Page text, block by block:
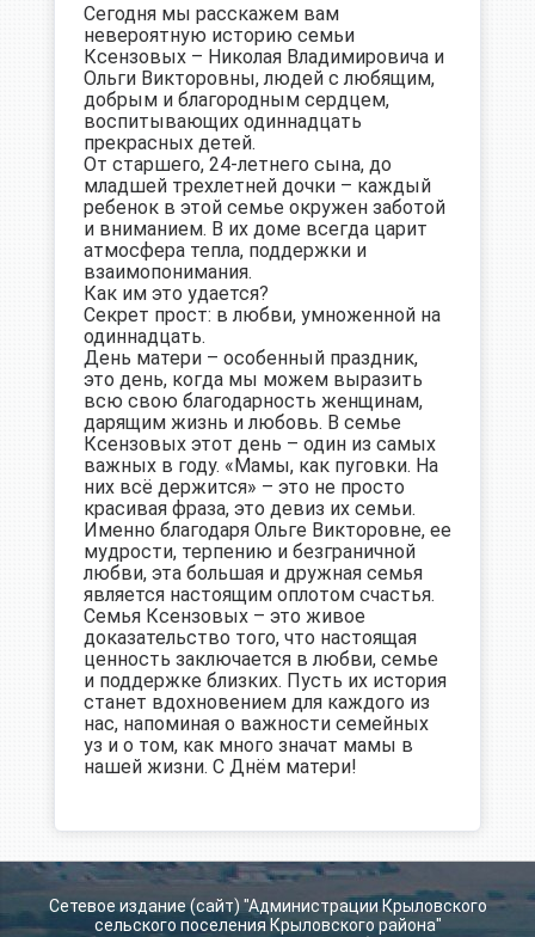
Сегодня мы расскажем вам
невероятную историю семьи
Ксензовых – Николая Владимировича и
Ольги Викторовны, людей с любящим,
добрым и благородным сердцем,
воспитывающих одиннадцать
прекрасных детей.
От старшего, 24-летнего сына, до
младшей трехлетней дочки – каждый
ребенок в этой семье окружен заботой
и вниманием. В их доме всегда царит
атмосфера тепла, поддержки и
взаимопонимания.
Как им это удается?
Секрет прост: в любви, умноженной на
одиннадцать.
День матери – особенный праздник,
это день, когда мы можем выразить
всю свою благодарность женщинам,
дарящим жизнь и любовь. В семье
Ксензовых этот день – один из самых
важных в году. «Мамы, как пуговки. На
них всё держится» – это не просто
красивая фраза, это девиз их семьи.
Именно благодаря Ольге Викторовне, ее
мудрости, терпению и безграничной
любви, эта большая и дружная семья
является настоящим оплотом счастья.
Семья Ксензовых – это живое
доказательство того, что настоящая
ценность заключается в любви, семье
и поддержке близких. Пусть их история
станет вдохновением для каждого из
нас, напоминая о важности семейных
уз и о том, как много значат мамы в
нашей жизни. С Днём матери!
Сетевое издание (сайт) "Администрации Крыловского
сельского поселения Крыловского района"